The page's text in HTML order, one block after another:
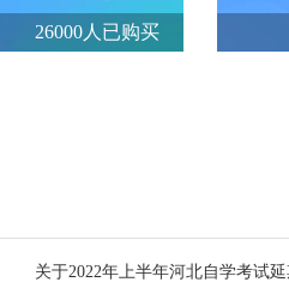
26000人已购买
关于2022年上半年河北自学考试